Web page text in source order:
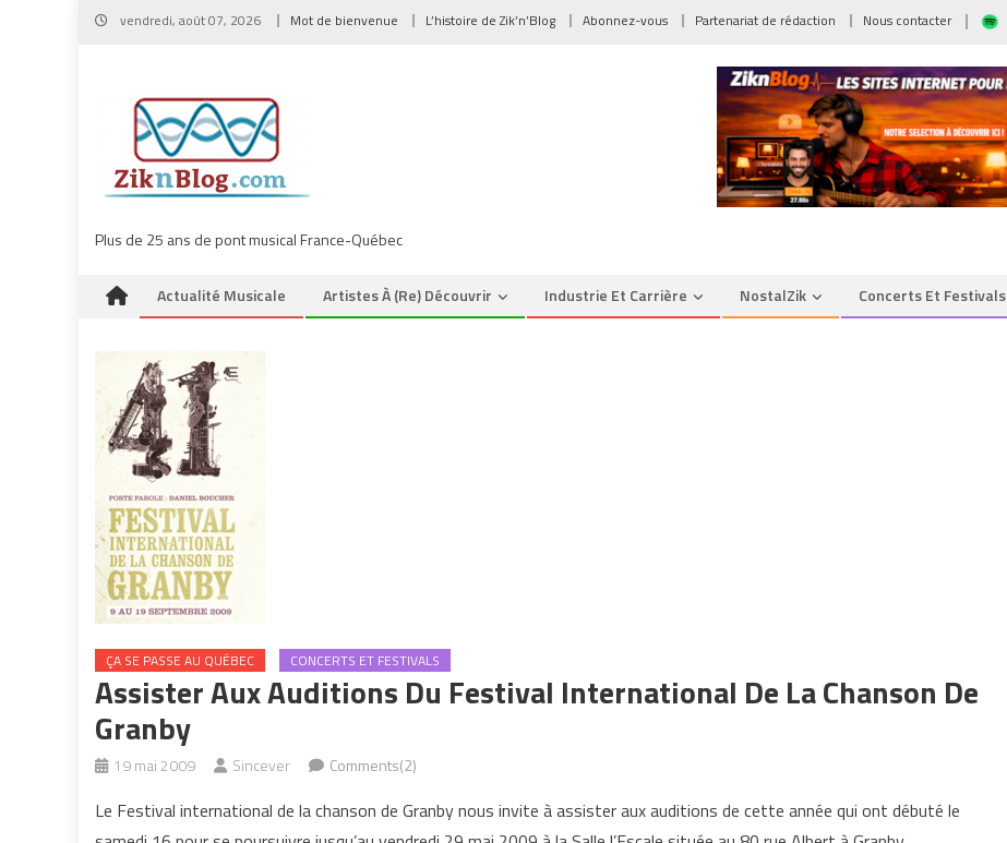
Skip
vendredi, août 07, 2026 Mot de bienvenue L’histoire de Zik’n’Blog Abonnez-vous Partenariat de rédaction Nous contacter
Plus de 25 ans de pont musical France-Québec
Actualité Musicale Artistes À (re) Découvrir Industrie Et Carrière NostalZik Concerts Et Festivals
ÇA SE PASSE AU QUÉBEC CONCERTS ET FESTIVALS
Assister Aux Auditions Du Festival International De La Chanson De
Granby
19 mai 2009 Sincever Comments(2)
Le Festival international de la chanson de Granby nous invite à assister aux auditions de cette année qui ont débuté le